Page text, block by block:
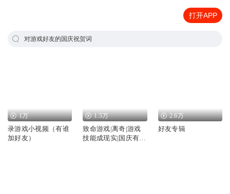
打开APP
对游戏好友的国庆祝贺词
1万
录游戏小视频（有谁
加好友）
1.5万
致命游戏|离奇|游戏
技能成现实|国庆有声
2.6万
好友专辑